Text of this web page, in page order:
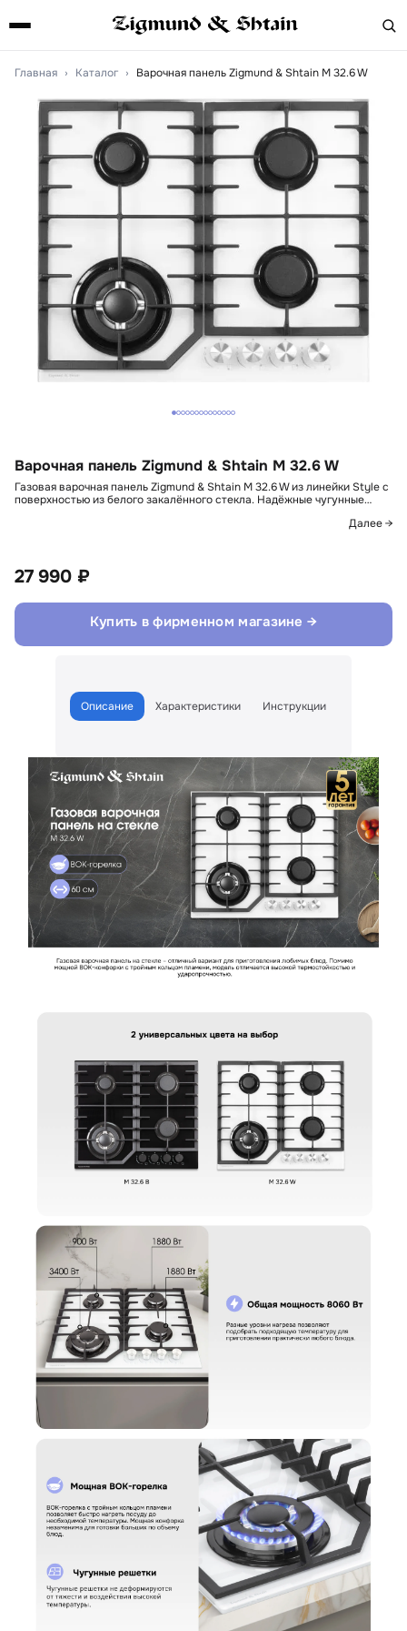
Главная › Каталог › Варочная панель Zigmund & Shtain M 32.6 W
Варочная панель Zigmund & Shtain M 32.6 W
Газовая варочная панель Zigmund & Shtain M 32.6 W из линейки Style с
поверхностью из белого закалённого стекла. Надёжные чугунные…
Далее →
27 990 ₽
Купить в фирменном магазине →
Описание Характеристики Инструкции